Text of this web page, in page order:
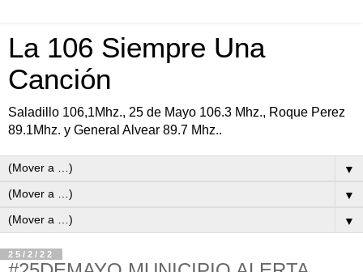
La 106 Siempre Una
Canción
Saladillo 106,1Mhz., 25 de Mayo 106.3 Mhz., Roque Perez
89.1Mhz. y General Alvear 89.7 Mhz..
▼
▼
▼
25/2/22